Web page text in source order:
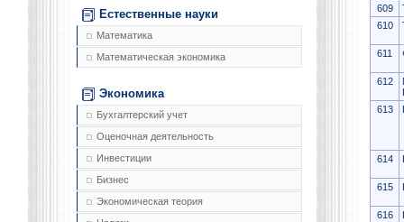
Естественные науки
Математика
Математическая экономика
Экономика
Бухгалтерский учет
Оценочная деятельность
Инвестиции
Бизнес
Экономическая теория
609
610
611
612
613
614
615
616